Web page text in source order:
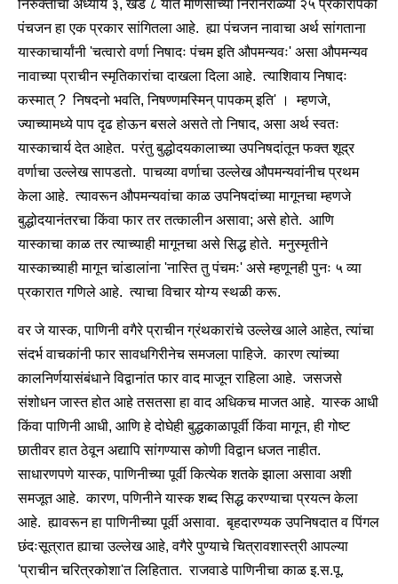
निरुक्ताचा अध्याय ३, खंड ८ यात माणसांच्या निरनिराळ्या २५ प्रकारांपैकी
पंचजन हा एक प्रकार सांगितला आहे. ह्या पंचजन नावाचा अर्थ सांगताना
यास्काचार्यांनी 'चत्वारो वर्णा निषादः पंचम इति औपमन्यवः' असा औपमन्यव
नावाच्या प्राचीन स्मृतिकारांचा दाखला दिला आहे. त्याशिवाय निषादः
कस्मात् ? निषदनो भवति, निषण्णमस्मिन् पापकम् इति' । म्हणजे,
ज्याच्यामध्ये पाप दृढ होऊन बसले असते तो निषाद, असा अर्थ स्वतः
यास्काचार्य देत आहेत. परंतु बुद्धोदयकालाच्या उपनिषदांतून फक्त शूद्र
वर्णाचा उल्लेख सापडतो. पाचव्या वर्णाचा उल्लेख औपमन्यवांनीच प्रथम
केला आहे. त्यावरून औपमन्यवांचा काळ उपनिषदांच्या मागूनचा म्हणजे
बुद्धोदयानंतरचा किंवा फार तर तत्कालीन असावा; असे होते. आणि
यास्काचा काळ तर त्याच्याही मागूनचा असे सिद्ध होते. मनुस्मृतीने
यास्काच्याही मागून चांडालांना 'नास्ति तु पंचमः' असे म्हणूनही पुनः ५ व्या
प्रकारात गणिले आहे. त्याचा विचार योग्य स्थळी करू.
वर जे यास्क, पाणिनी वगैरे प्राचीन ग्रंथकारांचे उल्लेख आले आहेत, त्यांचा
संदर्भ वाचकांनी फार सावधगिरीनेच समजला पाहिजे. कारण त्यांच्या
कालनिर्णयासंबंधाने विद्वानांत फार वाद माजून राहिला आहे. जसजसे
संशोधन जास्त होत आहे तसतसा हा वाद अधिकच माजत आहे. यास्क आधी
किंवा पाणिनी आधी, आणि हे दोघेही बुद्धकाळापूर्वी किंवा मागून, ही गोष्ट
छातीवर हात ठेवून अद्यापि सांगण्यास कोणी विद्वान धजत नाहीत.
साधारणपणे यास्क, पाणिनीच्या पूर्वी कित्येक शतके झाला असावा अशी
समजूत आहे. कारण, पणिनीने यास्क शब्द सिद्ध करण्याचा प्रयत्‍न केला
आहे. ह्यावरून हा पाणिनीच्या पूर्वी असावा. बृहदारण्यक उपनिषदात व पिंगल
छंदःसूत्रात ह्याचा उल्लेख आहे, वगैरे पुण्याचे चित्रावशास्त्री आपल्या
'प्राचीन चरित्रकोशा'त लिहितात. राजवाडे पाणिनीचा काळ इ.स.पू.